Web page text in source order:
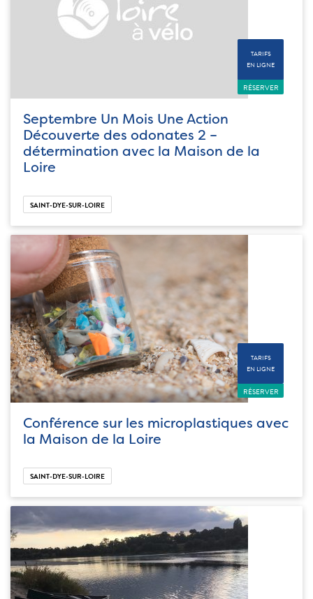
TARIFS
EN LIGNE
RÉSERVER
Septembre Un Mois Une Action
Découverte des odonates 2 –
détermination avec la Maison de la
Loire
SAINT-DYE-SUR-LOIRE
TARIFS
EN LIGNE
RÉSERVER
Conférence sur les microplastiques avec
la Maison de la Loire
SAINT-DYE-SUR-LOIRE